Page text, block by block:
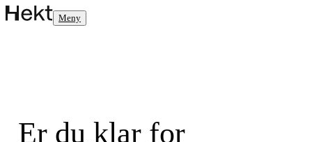
Meny
Er du klar for